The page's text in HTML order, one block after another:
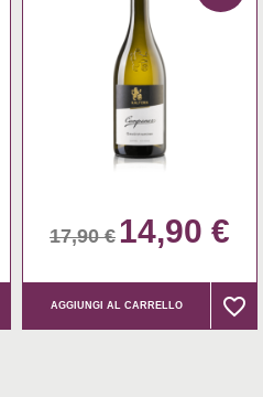
17,90 € 14,90 €
AGGIUNGI AL CARRELLO favorite_border
favorite_border